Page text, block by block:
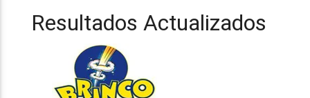
Resultados Actualizados